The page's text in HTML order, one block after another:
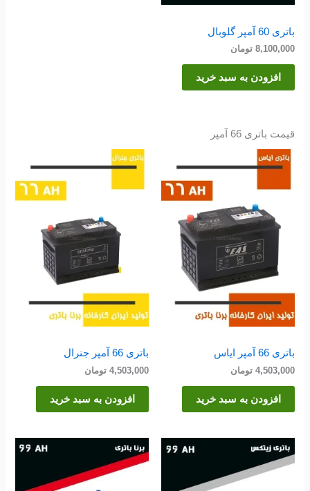
باتری 60 آمپر گلوبال
8,100,000 تومان
افزودن به سبد خرید
قیمت باتری 66 آمپر
باتری 66 آمپر ایاس
4,503,000 تومان
افزودن به سبد خرید
باتری 66 آمپر جنرال
4,503,000 تومان
افزودن به سبد خرید